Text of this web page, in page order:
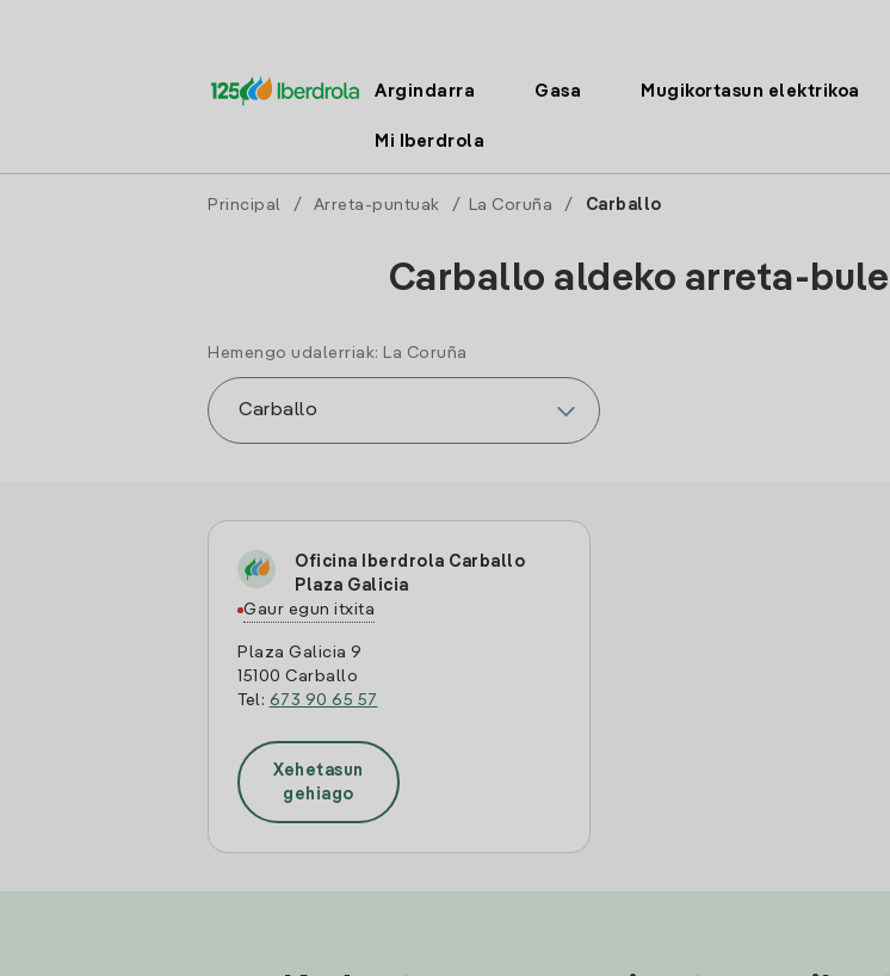
Argindarra Gasa Mugikortasun elektrikoa
Mi Iberdrola
Principal / Arreta-puntuak / La Coruña / Carballo
Carballo aldeko arreta-
Hemengo udalerriak: La Coruña
Oficina Iberdrola Carballo
Plaza Galicia
Gaur egun itxita
Plaza Galicia 9
15100 Carballo
Tel: 673 90 65 57
Xehetasun
gehiago